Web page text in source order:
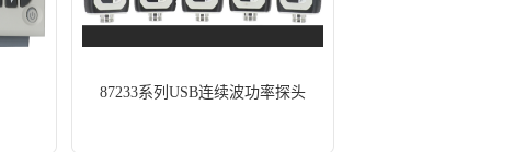
87233系列USB连续波功率探头